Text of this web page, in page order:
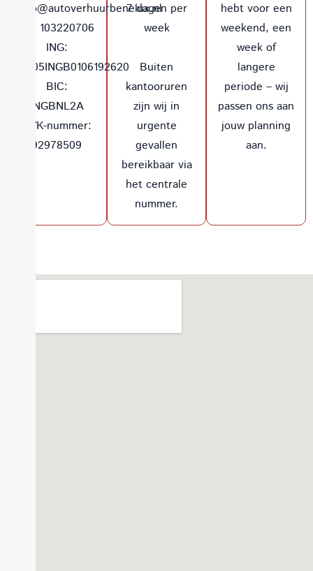
info@autoverhuurbenelux.nl
+31 103220706
ING:
NL05INGB0106192620
BIC:
INGBNL2A
KVK-nummer:
92978509
7 dagen per
week
Buiten
kantooruren
zijn wij in
urgente
gevallen
bereikbaar via
het centrale
nummer.
hebt voor een
weekend, een
week of
langere
periode – wij
passen ons aan
jouw planning
aan.